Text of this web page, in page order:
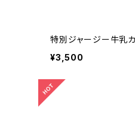
特別ジャージー牛乳カ
¥3,500